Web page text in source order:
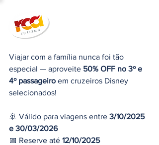
Viajar com a família nunca foi tão
especial — aproveite 50% OFF no 3º e
4º passageiro em cruzeiros Disney
selecionados!
🚢 Válido para viagens entre 3/10/2025
e 30/03/2026
📅 Reserve até 12/10/2025